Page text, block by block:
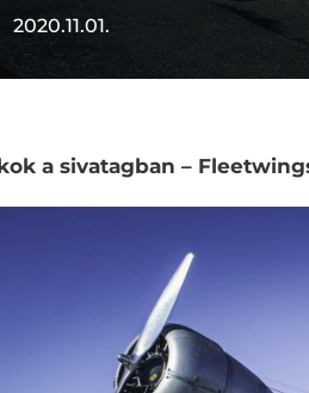
2020.11.01.
a sivatagban –